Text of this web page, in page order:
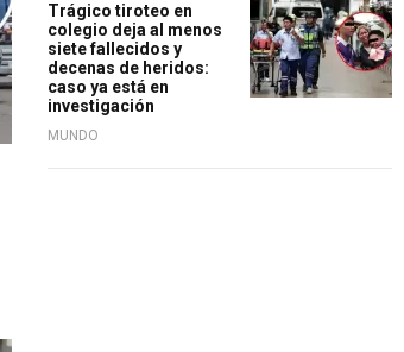
Trágico tiroteo en
colegio deja al menos
siete fallecidos y
decenas de heridos:
caso ya está en
investigación
MUNDO